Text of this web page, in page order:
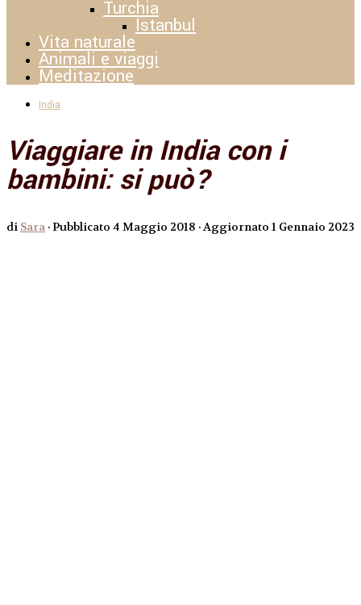
Turchia
Istanbul
Vita naturale
Animali e viaggi
Meditazione
India
Viaggiare in India con i
bambini: si può?
di Sara · Pubblicato 4 Maggio 2018 · Aggiornato 1 Gennaio 2023